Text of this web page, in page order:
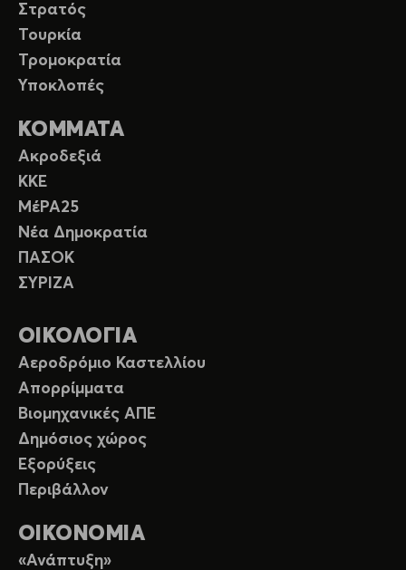
Στρατός
Τουρκία
Τρομοκρατία
Υποκλοπές
ΚΟΜΜΑΤΑ
Ακροδεξιά
ΚΚΕ
ΜέΡΑ25
Νέα Δημοκρατία
ΠΑΣΟΚ
ΣΥΡΙΖΑ
ΟΙΚΟΛΟΓΙΑ
Αεροδρόμιο Καστελλίου
Απορρίμματα
Βιομηχανικές ΑΠΕ
Δημόσιος χώρος
Εξορύξεις
Περιβάλλον
ΟΙΚΟΝΟΜΙΑ
«Ανάπτυξη»